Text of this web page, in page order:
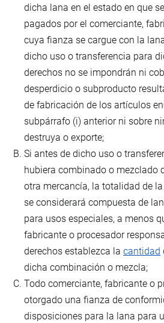
dicha lana en el estado en que
pagados por el comerciante,
cuya fianza se cargue con la
dicho uso o transferencia para
derechos no se impondrán ni
desperdicio o subproducto
de fabricación de los artículos
subpárrafo (i) anterior ni sobre
destruya o exporte;
Si antes de dicho uso o
hubiera combinado o mezclado
otra mercancía, la totalidad de
se considerará compuesta de
para usos especiales, a menos
fabricante o procesador
derechos establezca la cantidad
dicha combinación o mezcla;
Todo comerciante, fabricante o
otorgado una fianza de
disposiciones para la lana para